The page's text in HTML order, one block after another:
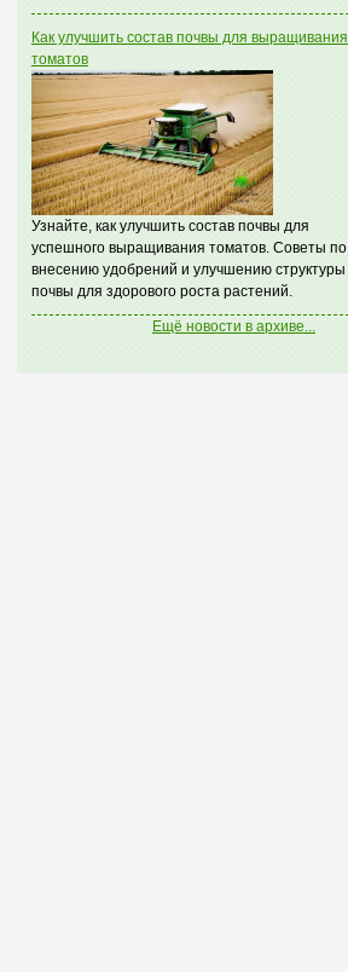
Как улучшить состав почвы для выращивания
томатов
Узнайте, как улучшить состав почвы для
успешного выращивания томатов. Советы по
внесению удобрений и улучшению структуры
почвы для здорового роста растений.
Ещё новости в архиве...